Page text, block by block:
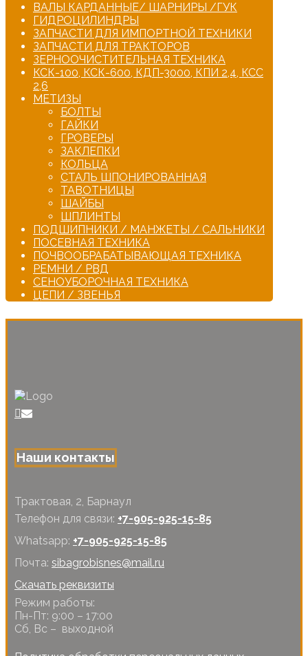
ВАЛЫ КАРДАННЫЕ/ ШАРНИРЫ /ГУК
ГИДРОЦИЛИНДРЫ
ЗАПЧАСТИ ДЛЯ ИМПОРТНОЙ ТЕХНИКИ
ЗАПЧАСТИ ДЛЯ ТРАКТОРОВ
ЗЕРНООЧИСТИТЕЛЬНАЯ ТЕХНИКА
КСК-100, КСК-600, КДП-3000, КПИ 2,4, КСС
2,6
МЕТИЗЫ
БОЛТЫ
ГАЙКИ
ГРОВЕРЫ
ЗАКЛЕПКИ
КОЛЬЦА
СТАЛЬ ШПОНИРОВАННАЯ
ТАВОТНИЦЫ
ШАЙБЫ
ШПЛИНТЫ
ПОДШИПНИКИ / МАНЖЕТЫ / САЛЬНИКИ
ПОСЕВНАЯ ТЕХНИКА
ПОЧВООБРАБАТЫВАЮЩАЯ ТЕХНИКА
РЕМНИ / РВД
СЕНОУБОРОЧНАЯ ТЕХНИКА
ЦЕПИ / ЗВЕНЬЯ
Наши контакты
Трактовая, 2, Барнаул
Телефон для связи: +7-905-925-15-85
Whatsapp: +7-905-925-15-85
Почта: sibagrobisnes@mail.ru
Скачать реквизиты
Режим работы:
Пн-Пт: 9:00 – 17:00
Сб, Вс – выходной